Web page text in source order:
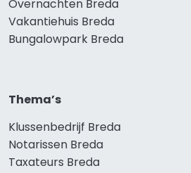
Overnachten Breda
Vakantiehuis Breda
Bungalowpark Breda
Thema’s
Klussenbedrijf Breda
Notarissen Breda
Taxateurs Breda